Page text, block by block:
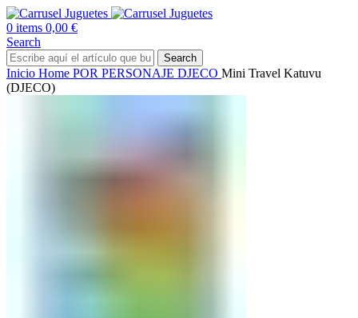
0 items 0,00 €
Search
Search
Inicio Home POR PERSONAJE DJECO Mini Travel Katuvu
(DJECO)